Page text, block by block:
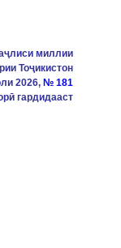
миллии
Тоҷикистон
2026, № 181
гардидааст